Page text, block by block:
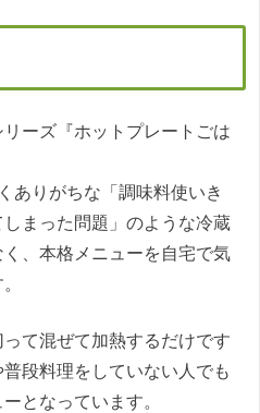
ーズ『ホットプレートごは
ありがちな「調味料使いき
まった問題」のような冷蔵
、本格メニューを自宅で気
て混ぜて加熱するだけです
段料理をしていない人でも
となっています。